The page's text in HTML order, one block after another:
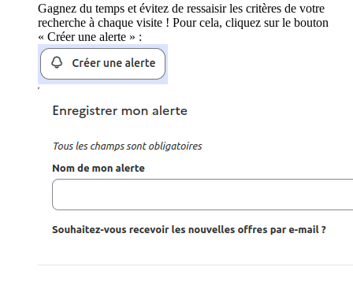
Gagnez du temps et évitez de ressaisir les critères de votre
recherche à chaque visite ! Pour cela, cliquez sur le bouton
« Créer une alerte » :